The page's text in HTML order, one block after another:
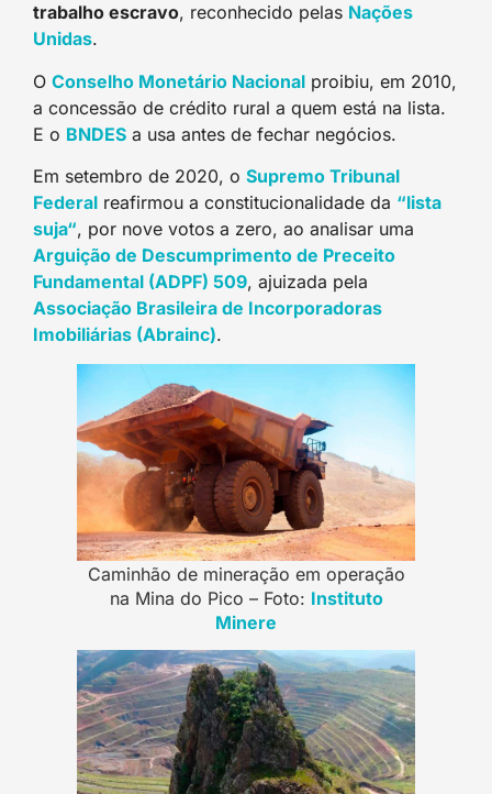
trabalho escravo, reconhecido pelas Nações
Unidas.
O Conselho Monetário Nacional proibiu, em 2010,
a concessão de crédito rural a quem está na lista.
E o BNDES a usa antes de fechar negócios.
Em setembro de 2020, o Supremo Tribunal
Federal reafirmou a constitucionalidade da “lista
suja“, por nove votos a zero, ao analisar uma
Arguição de Descumprimento de Preceito
Fundamental (ADPF) 509, ajuizada pela
Associação Brasileira de Incorporadoras
Imobiliárias (Abrainc).
Caminhão de mineração em operação
na Mina do Pico – Foto: Instituto
Minere